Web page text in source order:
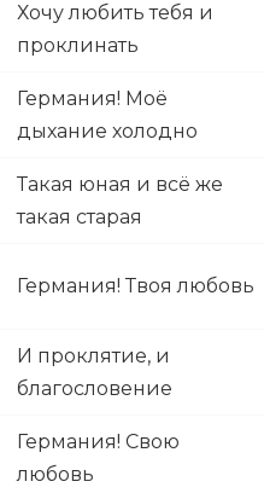
Хочу любить тебя и
проклинать
Германия! Моё
дыхание холодно
Такая юная и всё же
такая старая
Германия! Твоя любовь
И проклятие, и
благословение
Германия! Свою
любовь